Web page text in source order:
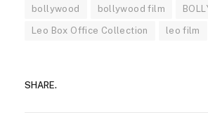
bollywood bollywood film
Leo Box Office Collection leo film
SHARE.